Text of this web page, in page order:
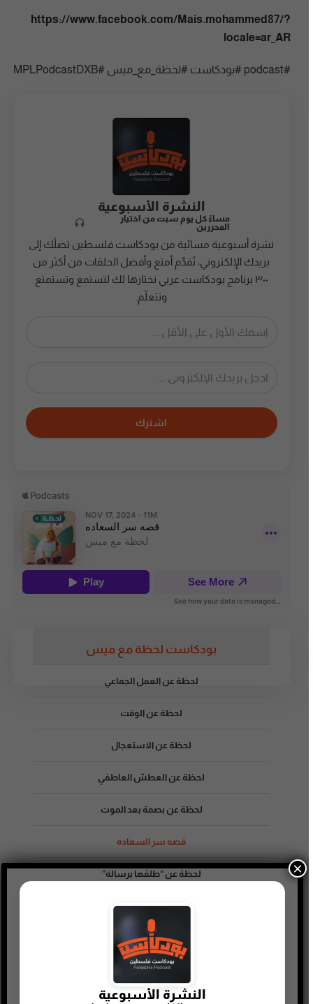
https://www.facebook.com/Mais.mohammed87/?
locale=ar_AR
#podcast #بودكاست #لحظة_مع_ميس #MPLPodcastDXB
النشرة الأسبوعية
مساءً كل يوم سبت من اختيار
المحررين
نشرة أسبوعية مسائية من بودكاست فلسطين تصلُك إلى
بريدك الإلكتروني، تُقدِّم أمتع وأفضل الحلقات من أكثر من
٣٠٠ برنامج بودكاست عربي نختارها لك لتستمع وتستمتع
وتتعلّم.
اشترك
بودكاست لحظة مع ميس
لحظة عن العمل الجماعي
لحظة عن الوقت
لحظة عن الاستعجال
لحظة عن العطش العاطفي
لحظة عن بصمة بعد الموت
قصه سر السعاده
لحظة عن “طلقها برسالة”
لحظة عن شفقة أم تعاطف
لحظة عن قوة اللغة وصدى الحياة
لحظة عن كيف تحقق أحلامك
النشرة الأسبوعية
×